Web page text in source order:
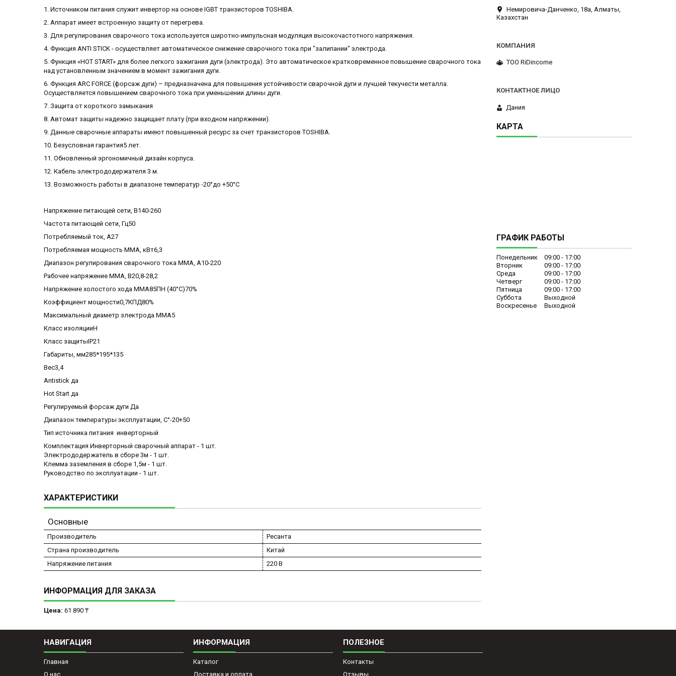
1. Источником питания служит инвертор на основе IGBT транзисторов TOSHIBA.
2. Аппарат имеет встроенную защиту от перегрева.
3. Для регулирования сварочного тока используется широтно-импульсная модуляция высокочастотного напряжения.
4. Функция ANTI STICK - осуществляет автоматическое снижение сварочного тока при "залипании" электрода.
5. Функция «HOT START» для более легкого зажигания дуги (электрода). Это автоматическое кратковременное повышение сварочного тока
над установленным значением в момент зажигания дуги.
6. Функция ARC FORCE (форсаж дуги) – предназначена для повышения устойчивости сварочной дуги и лучшей текучести металла.
Осуществляется повышением сварочного тока при уменьшении длины дуги.
7. Защита от короткого замыкания
8. Автомат защиты надежно защищает плату (при входном напряжении).
9. Данные сварочные аппараты имеют повышенный ресурс за счет транзисторов TOSHIBA.
10. Безусловная гарантия5 лет.
11. Обновленный эргономичный дизайн корпуса.
12. Кабель электрододержателя 3 м.
13. Возможность работы в диапазоне температур -20°до +50°С
Напряжение питающей сети, В140-260
Частота питающей сети, Гц50
Потребляемый ток, А27
Потребляемая мощность ММА, кВт6,3
Диапазон регулирования сварочного тока MMA, А10-220
Рабочее напряжение ММА, В20,8-28,2
Напряжение холостого хода MMA85ПН (40°C)70%
Коэффициент мощности0,7КПД80%
Максимальный диаметр электрода MMA5
Класс изоляцииH
Класс защитыIP21
Габариты, мм285*195*135
Вес3,4
Antistick да
Hot Start да
Регулируемый форсаж дуги Да
Диапазон температуры эксплуатации, С°-20+50
Тип источника питания инверторный
Комплектация Инверторный сварочный аппарат - 1 шт.
Электрододержатель в сборе 3м - 1 шт.
Клемма заземления в сборе 1,5м - 1 шт.
Руководство по эксплуатации - 1 шт.
ХАРАКТЕРИСТИКИ
Основные
Производитель
Ресанта
Страна производитель
Китай
Напряжение питания
220 В
ИНФОРМАЦИЯ ДЛЯ ЗАКАЗА
Цена: 61 890 ₸
Немировича-Данченко, 18а, Алматы,
Казахстан
ТОО RiDincome
Дания
КАРТА
ГРАФИК РАБОТЫ
Понедельник 09:00
17:00
Вторник
09:00
17:00
Среда
09:00
17:00
Четверг
09:00
17:00
Пятница
09:00
17:00
Суббота
Выходной
Воскресенье
Выходной
НАВИГАЦИЯ
Главная
О нас
ИНФОРМАЦИЯ
Каталог
Доставка и оплата
ПОЛЕЗНОЕ
Контакты
Отзывы